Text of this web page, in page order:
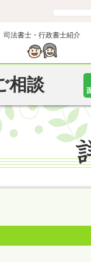
司法書士・行政書士紹介
相談